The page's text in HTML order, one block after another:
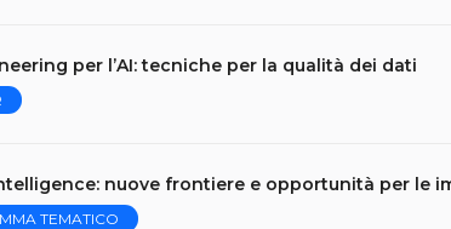
per l’AI: tecniche per la qualità dei dati
nuove frontiere e opportunità per le
TEMATICO